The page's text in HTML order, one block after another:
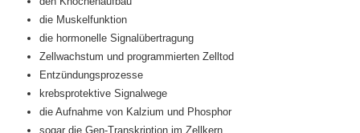
die Muskelfunktion
die hormonelle Signalübertragung
Zellwachstum und programmierten Zelltod
Entzündungsprozesse
krebsprotektive Signalwege
die Aufnahme von Kalzium und Phosphor
sogar die Gen-Transkription im Zellkern